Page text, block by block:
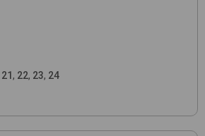
21, 22, 23, 24